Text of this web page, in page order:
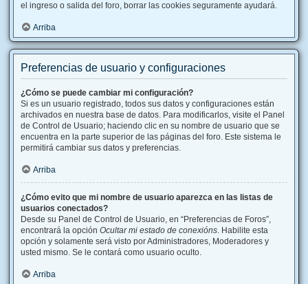
el ingreso o salida del foro, borrar las cookies seguramente ayudará.
Arriba
Preferencias de usuario y configuraciones
¿Cómo se puede cambiar mi configuración?
Si es un usuario registrado, todos sus datos y configuraciones están
archivados en nuestra base de datos. Para modificarlos, visite el Panel
de Control de Usuario; haciendo clic en su nombre de usuario que se
encuentra en la parte superior de las páginas del foro. Este sistema le
permitirá cambiar sus datos y preferencias.
Arriba
¿Cómo evito que mi nombre de usuario aparezca en las listas de
usuarios conectados?
Desde su Panel de Control de Usuario, en “Preferencias de Foros”,
encontrará la opción Ocultar mi estado de conexións. Habilite esta
opción y solamente será visto por Administradores, Moderadores y
usted mismo. Se le contará como usuario oculto.
Arriba